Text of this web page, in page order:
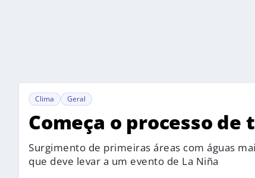
Clima Geral
Começa o processo de
Surgimento de primeiras áreas com águas
que deve levar a um evento de La Niña